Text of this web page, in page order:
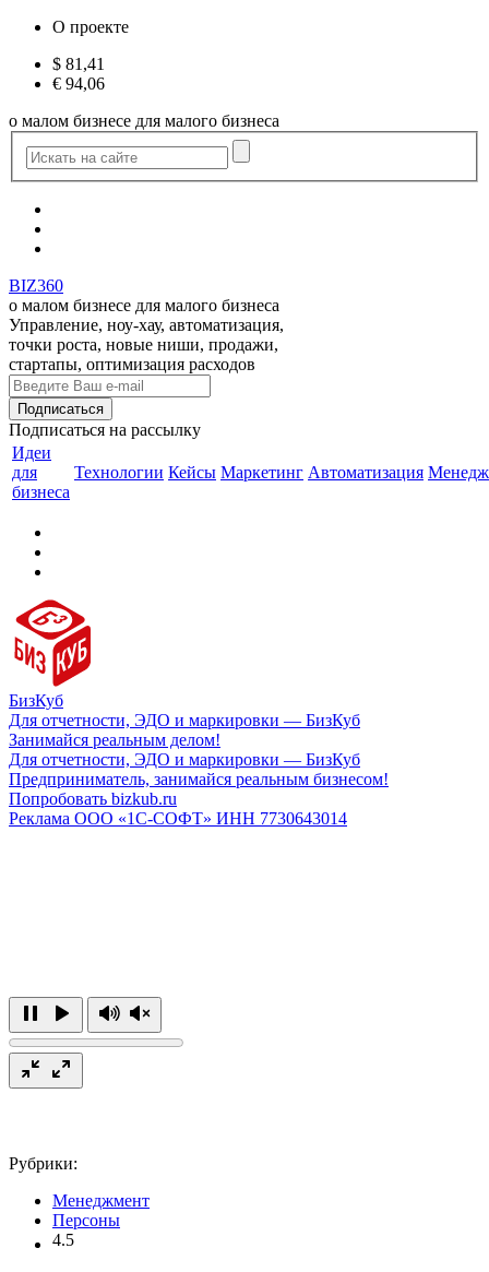
О проекте
$ 81,41
€ 94,06
о малом бизнесе для малого бизнеса
BIZ360
о малом бизнесе для малого бизнеса
Управление, ноу-хау, автоматизация,
точки роста, новые ниши, продажи,
стартапы, оптимизация расходов
Подписаться на рассылку
Идеи
для
бизнеса
Технологии Кейсы Маркетинг Автоматизация
БизКуб
Для отчетности, ЭДО и маркировки — БизКуб
Занимайся реальным делом!
Для отчетности, ЭДО и маркировки — БизКуб
Предприниматель, занимайся реальным бизнесом!
Попробовать bizkub.ru
Реклама ООО «1С-СОФТ» ИНН 7730643014
Рубрики:
Менеджмент
Персоны
4.5